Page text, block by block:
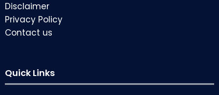
Disclaimer
Privacy Policy
Contact us
Quick Links